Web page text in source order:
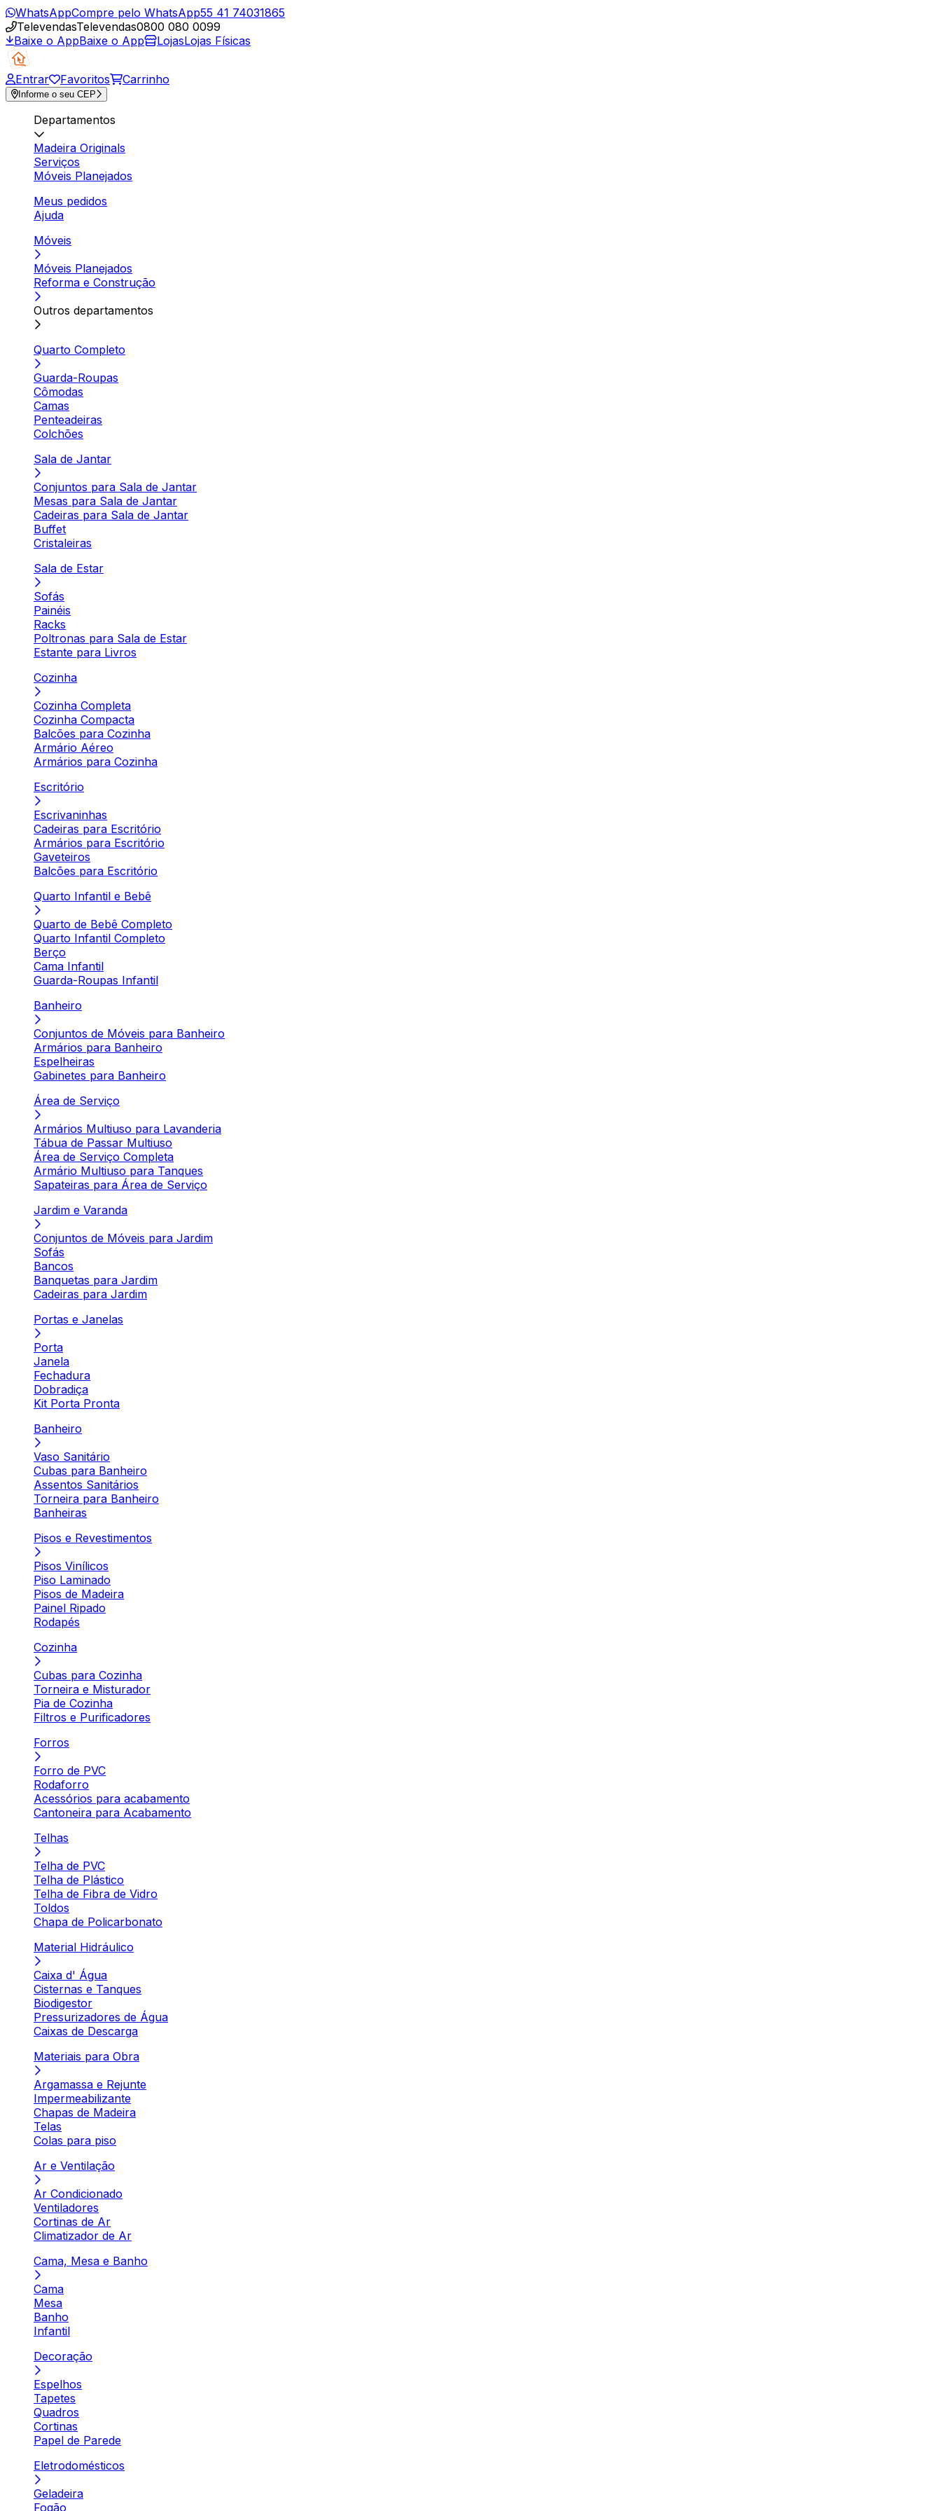
WhatsAppCompre pelo WhatsApp55 41 74031865
TelevendasTelevendas0800 080 0099
Baixe o AppBaixe o App LojasLojas Físicas
Entrar Favoritos Carrinho
Informe o seu CEP
Departamentos
Madeira Originals
Serviços
Móveis Planejados
Meus pedidos
Ajuda
Móveis
Móveis Planejados
Reforma e Construção
Outros departamentos
Quarto Completo
Guarda-Roupas
Cômodas
Camas
Penteadeiras
Colchões
Sala de Jantar
Conjuntos para Sala de Jantar
Mesas para Sala de Jantar
Cadeiras para Sala de Jantar
Buffet
Cristaleiras
Sala de Estar
Sofás
Painéis
Racks
Poltronas para Sala de Estar
Estante para Livros
Cozinha
Cozinha Completa
Cozinha Compacta
Balcões para Cozinha
Armário Aéreo
Armários para Cozinha
Escritório
Escrivaninhas
Cadeiras para Escritório
Armários para Escritório
Gaveteiros
Balcões para Escritório
Quarto Infantil e Bebê
Quarto de Bebê Completo
Quarto Infantil Completo
Berço
Cama Infantil
Guarda-Roupas Infantil
Banheiro
Conjuntos de Móveis para Banheiro
Armários para Banheiro
Espelheiras
Gabinetes para Banheiro
Área de Serviço
Armários Multiuso para Lavanderia
Tábua de Passar Multiuso
Área de Serviço Completa
Armário Multiuso para Tanques
Sapateiras para Área de Serviço
Jardim e Varanda
Conjuntos de Móveis para Jardim
Sofás
Bancos
Banquetas para Jardim
Cadeiras para Jardim
Portas e Janelas
Porta
Janela
Fechadura
Dobradiça
Kit Porta Pronta
Banheiro
Vaso Sanitário
Cubas para Banheiro
Assentos Sanitários
Torneira para Banheiro
Banheiras
Pisos e Revestimentos
Pisos Vinílicos
Piso Laminado
Pisos de Madeira
Painel Ripado
Rodapés
Cozinha
Cubas para Cozinha
Torneira e Misturador
Pia de Cozinha
Filtros e Purificadores
Forros
Forro de PVC
Rodaforro
Acessórios para acabamento
Cantoneira para Acabamento
Telhas
Telha de PVC
Telha de Plástico
Telha de Fibra de Vidro
Toldos
Chapa de Policarbonato
Material Hidráulico
Caixa d' Água
Cisternas e Tanques
Biodigestor
Pressurizadores de Água
Caixas de Descarga
Materiais para Obra
Argamassa e Rejunte
Impermeabilizante
Chapas de Madeira
Telas
Colas para piso
Ar e Ventilação
Ar Condicionado
Ventiladores
Cortinas de Ar
Climatizador de Ar
Cama, Mesa e Banho
Cama
Mesa
Banho
Infantil
Decoração
Espelhos
Tapetes
Quadros
Cortinas
Papel de Parede
Eletrodomésticos
Geladeira
Fogão